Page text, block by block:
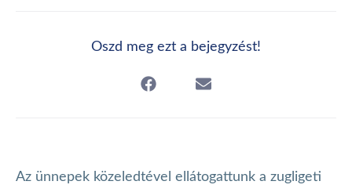
Oszd meg ezt a bejegyzést!
Az ünnepek közeledtével ellátogattunk a zugligeti